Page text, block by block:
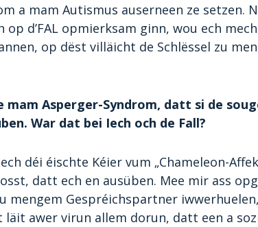
a mam Autismus auserneen ze setzen.
d’FAL opmierksam ginn, wou ech
op dëst villäicht de Schlëssel zu
mam Asperger-Syndrom, datt si de
War dat bei Iech och de Fall?
déi éischte Kéier vum „Chameleon-
datt ech en ausüben. Mee mir ass
mengem Gespréichspartner
läit awer virun allem dorun, datt een a